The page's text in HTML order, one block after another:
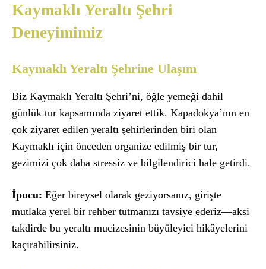
Kaymaklı Yeraltı Şehri
Deneyimimiz
Kaymaklı Yeraltı Şehrine Ulaşım
Biz Kaymaklı Yeraltı Şehri’ni, öğle yemeği dahil
günlük tur kapsamında ziyaret ettik. Kapadokya’nın en
çok ziyaret edilen yeraltı şehirlerinden biri olan
Kaymaklı için önceden organize edilmiş bir tur,
gezimizi çok daha stressiz ve bilgilendirici hale getirdi.
İpucu: Eğer bireysel olarak geziyorsanız, girişte
mutlaka yerel bir rehber tutmanızı tavsiye ederiz—aksi
takdirde bu yeraltı mucizesinin büyüleyici hikâyelerini
kaçırabilirsiniz.